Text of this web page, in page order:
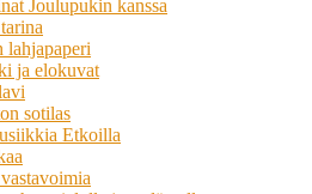
Joulupukin kanssa
lahjapaperi
ja elokuvat
sotilas
Etkoilla